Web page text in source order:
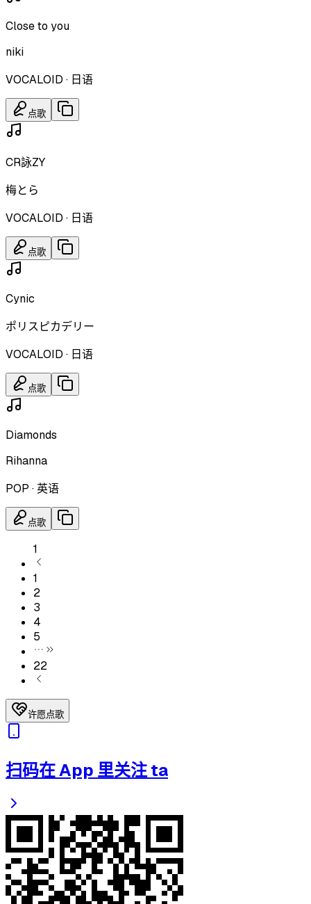
Close to you
niki
VOCALOID · 日语
点歌
CR詠ZY
梅とら
VOCALOID · 日语
点歌
Cynic
ポリスピカデリー
VOCALOID · 日语
点歌
Diamonds
Rihanna
POP · 英语
点歌
1
1
2
3
4
5
22
许愿点歌
扫码在 App 里关注 ta